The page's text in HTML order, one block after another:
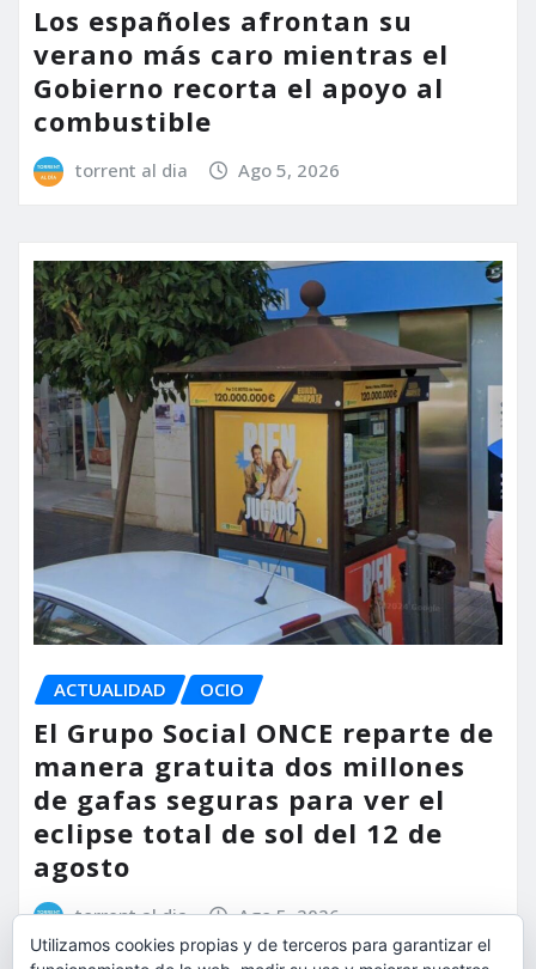
Los españoles afrontan su
verano más caro mientras el
Gobierno recorta el apoyo al
combustible
torrent al dia Ago 5, 2026
ACTUALIDAD OCIO
El Grupo Social ONCE reparte de
manera gratuita dos millones
de gafas seguras para ver el
eclipse total de sol del 12 de
agosto
torrent al dia Ago 5, 2026
Utilizamos cookies propias y de terceros para garantizar el